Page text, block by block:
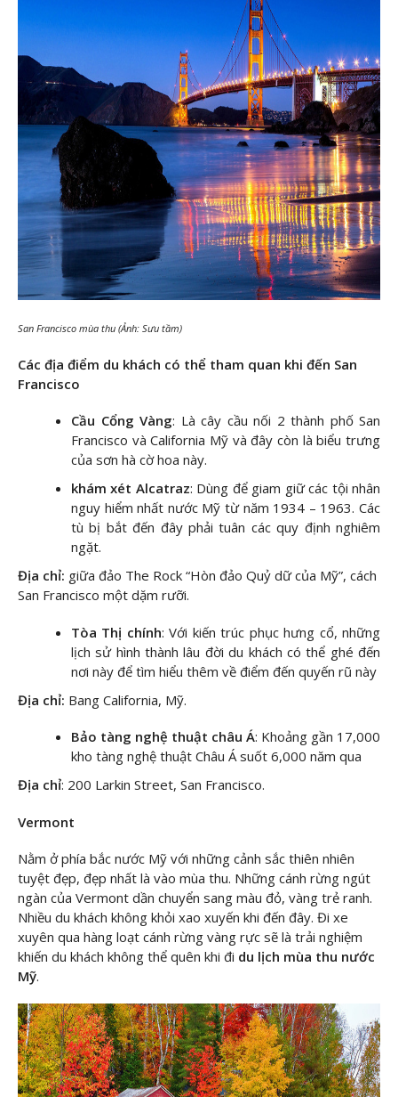
San Francisco mùa thu (Ảnh: Sưu tầm)
Các địa điểm du khách có thể tham quan khi đến San
Francisco
Cầu Cổng Vàng: Là cây cầu nối 2 thành phố San
Francisco và California Mỹ và đây còn là biểu trưng
của sơn hà cờ hoa này.
khám xét Alcatraz: Dùng để giam giữ các tội nhân
nguy hiểm nhất nước Mỹ từ năm 1934 – 1963. Các
tù bị bắt đến đây phải tuân các quy định nghiêm
ngặt.
Địa chỉ: giữa đảo The Rock “Hòn đảo Quỷ dữ của Mỹ”, cách
San Francisco một dặm rưỡi.
Tòa Thị chính: Với kiến trúc phục hưng cổ, những
lịch sử hình thành lâu đời du khách có thể ghé đến
nơi này để tìm hiểu thêm về điểm đến quyến rũ này
Địa chỉ: Bang California, Mỹ.
Bảo tàng nghệ thuật châu Á: Khoảng gần 17,000
kho tàng nghệ thuật Châu Á suốt 6,000 năm qua
Địa chỉ: 200 Larkin Street, San Francisco.
Vermont
Nằm ở phía bắc nước Mỹ với những cảnh sắc thiên nhiên
tuyệt đẹp, đẹp nhất là vào mùa thu. Những cánh rừng ngút
ngàn của Vermont dần chuyển sang màu đỏ, vàng trẻ ranh.
Nhiều du khách không khỏi xao xuyến khi đến đây. Đi xe
xuyên qua hàng loạt cánh rừng vàng rực sẽ là trải nghiệm
khiến du khách không thể quên khi đi du lịch mùa thu nước
Mỹ.